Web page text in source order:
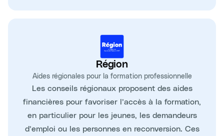
Région
Aides régionales pour la formation professionnelle
Les conseils régionaux proposent des aides
financières pour favoriser l’accès à la formation,
en particulier pour les jeunes, les demandeurs
d’emploi ou les personnes en reconversion. Ces